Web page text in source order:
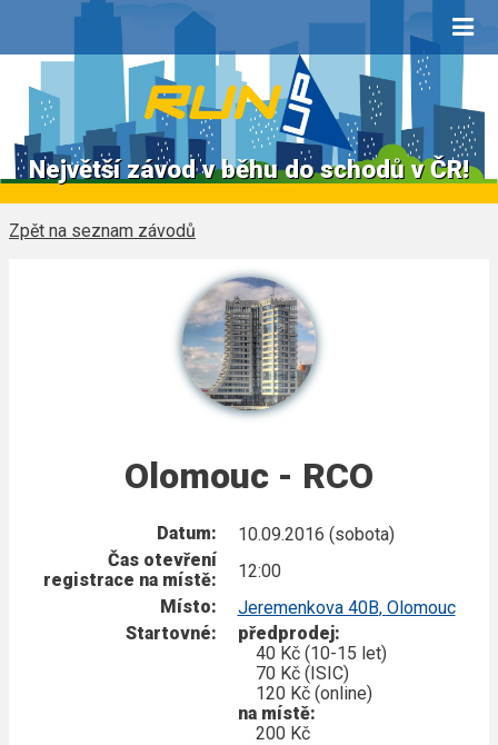
Největší závod v běhu do schodů v ČR!
Zpět na seznam závodů
Olomouc - RCO
Datum:
10.09.2016 (sobota)
Čas otevření
registrace na místě:
12:00
Místo:
Jeremenkova 40B, Olomouc
Startovné:
předprodej:
40 Kč (10-15 let)
70 Kč (ISIC)
120 Kč (online)
na místě:
200 Kč